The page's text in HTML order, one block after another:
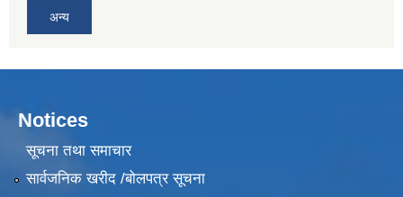
अन्य
Notices
सूचना तथा समाचार
सार्वजनिक खरीद /बोलपत्र सूचना